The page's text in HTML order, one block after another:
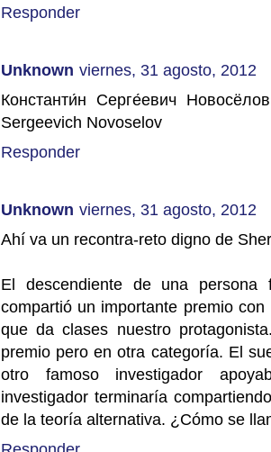
Responder
Unknown viernes, 31 agosto, 2012
Константи́н Серге́евич
Sergeevich Novoselov
Responder
Unknown viernes, 31 agosto, 2012
Ahí va un recontra-reto digno de
El descendiente de una
compartió un importante premio
que da clases nuestro
premio pero en otra categoría. El
otro famoso investigador
investigador terminaría
de la teoría alternativa. ¿Cómo se